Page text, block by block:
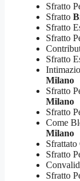
Sfratto
Sfratto
Sfratto
Sfratto
Sfratto
Milano
Sfratto
Milano
Sfratto
Come
Milano
Sfrattato
Sfratto
Sfratto